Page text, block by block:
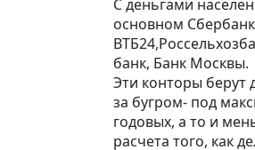
С деньгами
основном
банк, Банк Москвы.
Эти конторы берут
за бугром- под
годовых, а то и
расчета того, как